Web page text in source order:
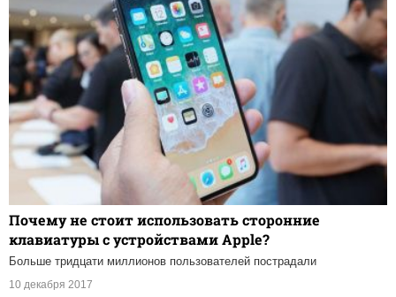
Почему не стоит использовать сторонние
клавиатуры с устройствами Apple?
Больше тридцати миллионов пользователей пострадали
10 декабря 2017